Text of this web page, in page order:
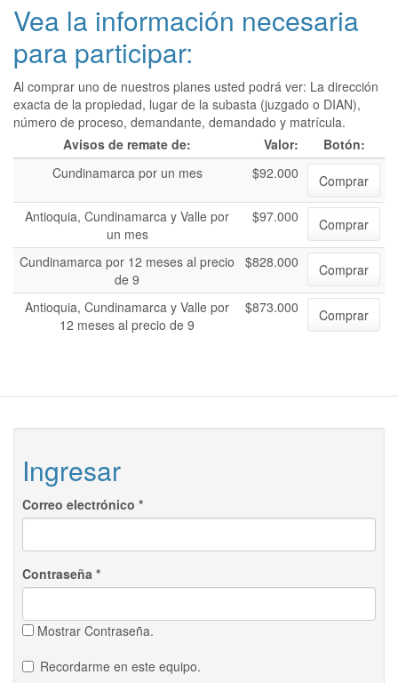
Vea la información necesaria
para participar:
Al comprar uno de nuestros planes usted podrá ver: La dirección
exacta de la propiedad, lugar de la subasta (juzgado o DIAN),
número de proceso, demandante, demandado y matrícula.
Avisos de remate de:
Valor:
Botón:
Cundinamarca por un mes
$92.000
Comprar
Antioquia, Cundinamarca y Valle por
un mes
$97.000 Comprar
Cundinamarca por 12 meses al precio
de 9
$828.000 Comprar
Antioquia, Cundinamarca y Valle por
12 meses al precio de 9
$873.000 Comprar
Ingresar
Correo electrónico *
Contraseña *
Mostrar Contraseña.
Recordarme en este equipo.